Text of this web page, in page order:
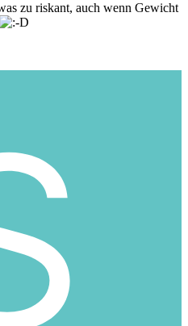
zu riskant, auch wenn Gewicht